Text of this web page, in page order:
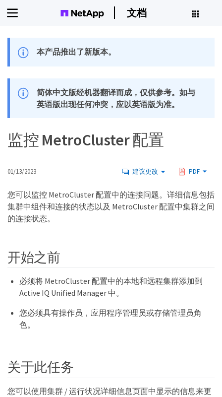
文档
本产品推出了新版本。
简体中文版经机器翻译而成，仅供参考。如与
英语版出现任何冲突，应以英语版为准。
监控 MetroCluster 配置
01/13/2023 建议更改 PDF
您可以监控 MetroCluster 配置中的连接问题。详细信息包括
集群中组件和连接的状态以及 MetroCluster 配置中集群之间
的连接状态。
开始之前
必须将 MetroCluster 配置中的本地和远程集群添加到
Active IQ Unified Manager 中。
您必须具有操作员，应用程序管理员或存储管理员角
色。
关于此任务
您可以使用集群 / 运行状况详细信息页面中显示的信息来更